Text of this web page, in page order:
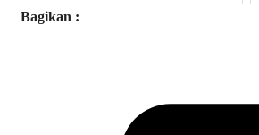
Bagikan :